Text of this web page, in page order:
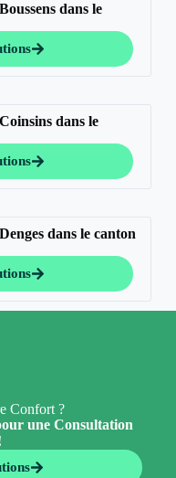
dans le
dans le
dans le canton
Confort ?
une Consultation